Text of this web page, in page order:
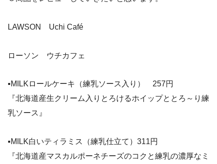
LAWSON Uchi Café
ローソン ウチカフェ
▪MILKロールケーキ（練乳ソース入り） 257円
『北海道産生クリーム入りとろけるホイップととろ～り練
乳ソース』
▪MILK白いティラミス（練乳仕立て）311円
『北海道産マスカルポーネチーズのコクと練乳の濃厚なミ